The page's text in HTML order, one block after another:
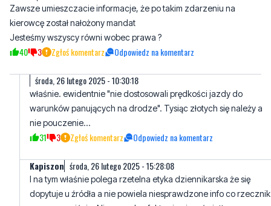
40 3 Zgłoś komentarz Odpowiedz na komentarz
środa, 26 lutego 2025 - 10:30:18
właśnie. ewidentnie "nie dostosowali prędkości jazdy do
nie pouczenie...
31 3 Zgłoś komentarz Odpowiedz na komentarz
Kapiszon środa, 26 lutego 2025 - 15:28:08
I na tym właśnie polega rzetelna etyka dziennikarska że się
prasowy wciśnie. Niewygodne fakty nie ujrzą światła
dziennego.
4 0 Zgłoś komentarz Odpowiedz na komentarz